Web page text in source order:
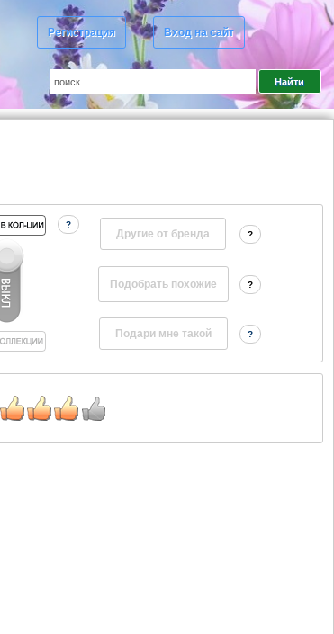
Регистрация Вход на сайт
?
Другие от бренда ?
?
?